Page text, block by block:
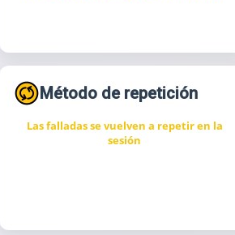
Método de repetición
Las falladas se vuelven a repetir en la
sesión